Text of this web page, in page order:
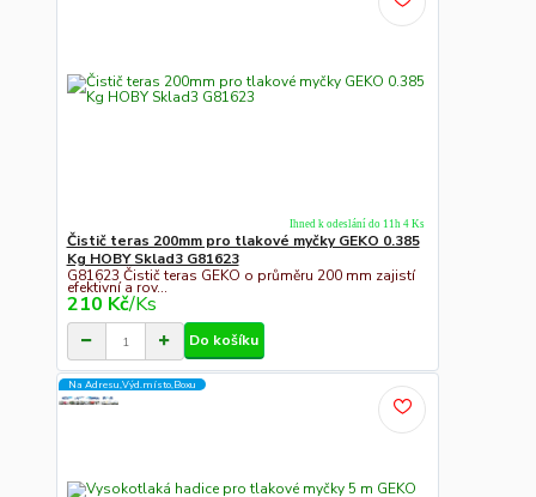
Čistič teras 200mm pro tlakové myčky GEKO 0.385
Kg HOBY Sklad3 G81623
G81623 Čistič teras GEKO o průměru 200 mm zajistí
efektivní a rov...
210 Kč/Ks
Ihned k odeslání do 11h 4 Ks
Do košíku
Na Adresu,Výd.místo,Boxu